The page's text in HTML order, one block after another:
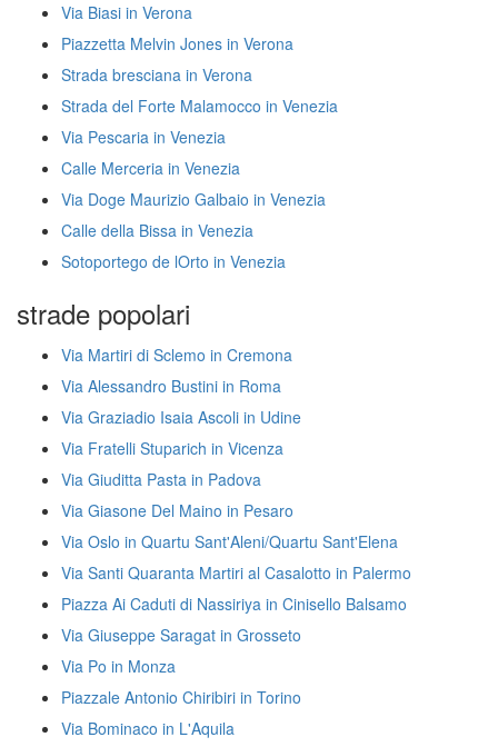
Via Biasi in Verona
Piazzetta Melvin Jones in Verona
Strada bresciana in Verona
Strada del Forte Malamocco in Venezia
Via Pescaria in Venezia
Calle Merceria in Venezia
Via Doge Maurizio Galbaio in Venezia
Calle della Bissa in Venezia
Sotoportego de lOrto in Venezia
strade popolari
Via Martiri di Sclemo in Cremona
Via Alessandro Bustini in Roma
Via Graziadio Isaia Ascoli in Udine
Via Fratelli Stuparich in Vicenza
Via Giuditta Pasta in Padova
Via Giasone Del Maino in Pesaro
Via Oslo in Quartu Sant'Aleni/Quartu Sant'Elena
Via Santi Quaranta Martiri al Casalotto in Palermo
Piazza Ai Caduti di Nassiriya in Cinisello Balsamo
Via Giuseppe Saragat in Grosseto
Via Po in Monza
Piazzale Antonio Chiribiri in Torino
Via Bominaco in L'Aquila